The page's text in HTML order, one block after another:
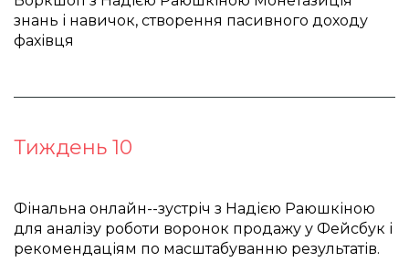
знань і навичок, створення пасивного доходу
фахівця
Тиждень 10
Фінальна онлайн--зустріч з Надією Раюшкіною
для аналізу роботи воронок продажу у Фейсбук і
рекомендаціям по масштабуванню результатів.